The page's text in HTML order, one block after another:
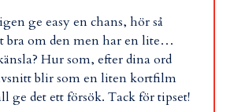
ge easy en chans, hör så
bra om den men har en lite…
Hur som, efter dina ord
blir som en liten kortfilm
ge det ett försök. Tack för tipset!